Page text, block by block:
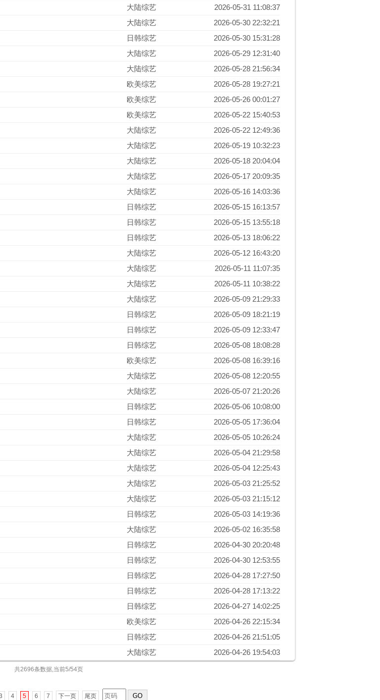
大陆综艺
2026-05-31 11:08:37
大陆综艺
2026-05-30 22:32:21
日韩综艺
2026-05-30 15:31:28
大陆综艺
2026-05-29 12:31:40
大陆综艺
2026-05-28 21:56:34
欧美综艺
2026-05-28 19:27:21
欧美综艺
2026-05-26 00:01:27
欧美综艺
2026-05-22 15:40:53
大陆综艺
2026-05-22 12:49:36
大陆综艺
2026-05-19 10:32:23
大陆综艺
2026-05-18 20:04:04
大陆综艺
2026-05-17 20:09:35
大陆综艺
2026-05-16 14:03:36
日韩综艺
2026-05-15 16:13:57
日韩综艺
2026-05-15 13:55:18
日韩综艺
2026-05-13 18:06:22
大陆综艺
2026-05-12 16:43:20
大陆综艺
2026-05-11 11:07:35
大陆综艺
2026-05-11 10:38:22
大陆综艺
2026-05-09 21:29:33
日韩综艺
2026-05-09 18:21:19
日韩综艺
2026-05-09 12:33:47
日韩综艺
2026-05-08 18:08:28
欧美综艺
2026-05-08 16:39:16
大陆综艺
2026-05-08 12:20:55
大陆综艺
2026-05-07 21:20:26
日韩综艺
2026-05-06 10:08:00
日韩综艺
2026-05-05 17:36:04
大陆综艺
2026-05-05 10:26:24
大陆综艺
2026-05-04 21:29:58
大陆综艺
2026-05-04 12:25:43
大陆综艺
2026-05-03 21:25:52
大陆综艺
2026-05-03 21:15:12
日韩综艺
2026-05-03 14:19:36
大陆综艺
2026-05-02 16:35:58
日韩综艺
2026-04-30 20:20:48
日韩综艺
2026-04-30 12:53:55
日韩综艺
2026-04-28 17:27:50
日韩综艺
2026-04-28 17:13:22
日韩综艺
2026-04-27 14:02:25
欧美综艺
2026-04-26 22:15:34
日韩综艺
2026-04-26 21:51:05
大陆综艺 2026-04-26 19:54:03
共2696条数据,当前5/54页
4 5 6 7 下一页 尾页 GO